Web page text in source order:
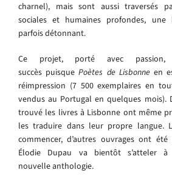
charnel), mais sont aussi traversés
sociales et humaines profondes,
parfois détonnant.
Ce projet, porté avec
succès puisquePoètes de Lisbonneen
réimpression (7 500 exemplaires en
vendus au Portugal en quelques mois).
trouvé les livres à Lisbonne ont même
les traduire dans leur propre langue.
commencer, d’autres ouvrages ont
Élodie Dupau va bientôt s’atteler
nouvelle anthologie.